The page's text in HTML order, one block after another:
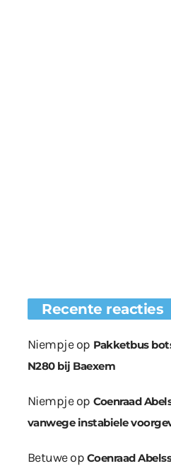
Recente reacties
Niempjeop Pakketbus
N280 bij Baexem
Niempjeop Coenraad
vanwege instabiele
Betuweop Coenraad